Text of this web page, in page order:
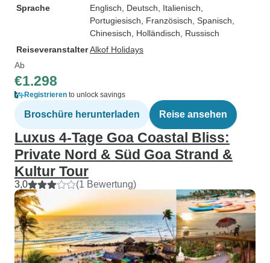
Sprache
Englisch, Deutsch, Italienisch,
Portugiesisch, Französisch, Spanisch,
Chinesisch, Holländisch, Russisch
ReiseveranstalterAlkof Holidays
Ab
€1.298
Registrieren to unlock savings
Broschüre herunterladen Reise ansehen
Luxus 4-Tage Goa Coastal Bliss:
Private Nord & Süd Goa Strand &
Kultur Tour
3,0 (1 Bewertung)